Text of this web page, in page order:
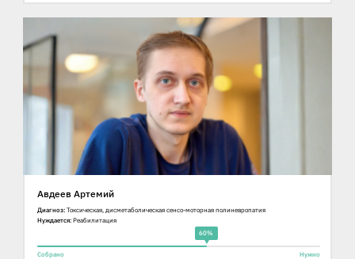
Авдеев Артемий
Диагноз: Токсическая, дисметаболическая сенсо-моторная полиневропатия
Нуждается: Реабилитация
60%
Собрано Нужно